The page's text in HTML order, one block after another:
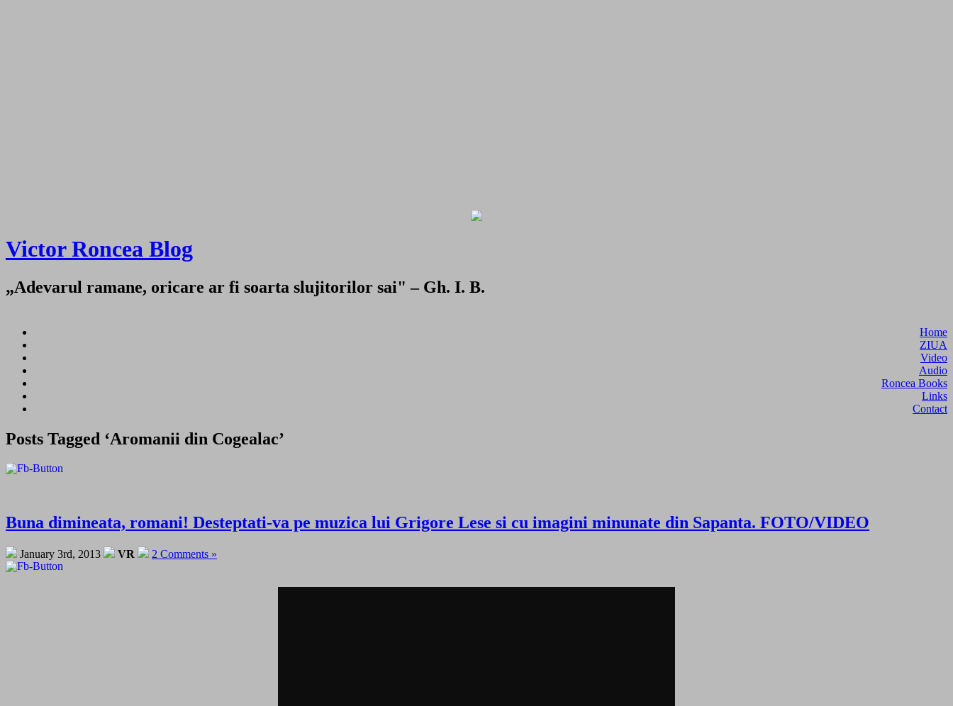
Victor Roncea Blog
„Adevarul ramane, oricare ar fi soarta slujitorilor sai" – Gh. I. B.
Home
ZIUA
Video
Audio
Roncea Books
Links
Contact
Posts Tagged ‘Aromanii din Cogealac’
Buna dimineata, romani! Desteptati-va pe muzica lui Grigore Lese si cu imagini minunate din Sapanta. FOTO/VIDEO
January 3rd, 2013 VR 2 Comments »